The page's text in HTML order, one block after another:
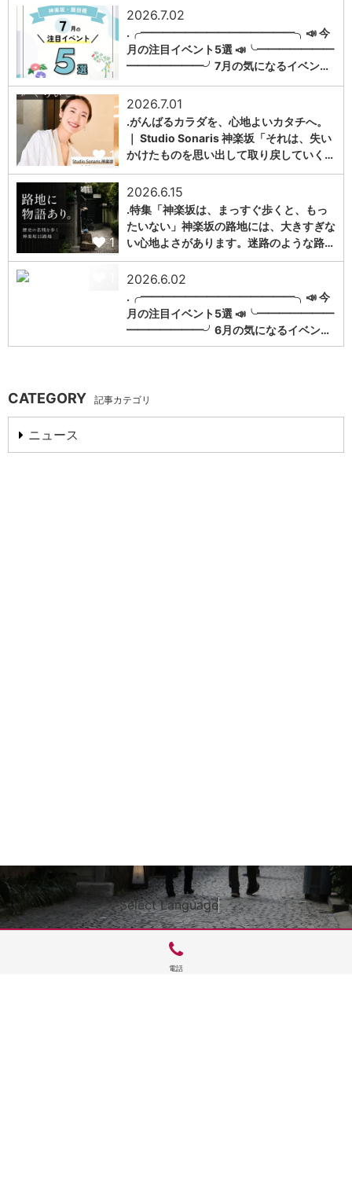
1
2026.7.02
.╭━━━━━━━━━━━━━━╮📣 今
月の注目イベント5選 📣╰━━━━━━━
━━━━━━━╯7月の気になるイベン…
1
2026.7.01
.がんばるカラダを、心地よいカタチへ。
｜ Studio Sonaris 神楽坂「それは、失い
かけたものを思い出して取り戻していく…
1
2026.6.15
.特集「神楽坂は、まっすぐ歩くと、もっ
たいない」神楽坂の路地には、大きすぎな
い心地よさがあります。迷路のような路…
2026.6.02
.╭━━━━━━━━━━━━━━╮📣 今
月の注目イベント5選 📣╰━━━━━━━
━━━━━━━╯6月の気になるイベン…
CATEGORY 記事カテゴリ
ニュース
Select Language▼
電話